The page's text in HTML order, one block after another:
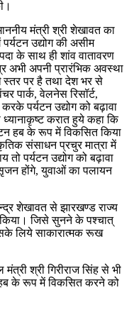
मंत्री श्री शेखावत का
उद्योग की असीम
के साथ ही शांव वातावरण
अभी अपनी प्रारंभिक अवस्था
पर है तथा देश भर से
पार्क, वेलनेस रिसॉर्ट,
पर्यटन उद्योग को बढ़ावा
करात हुये कहा कि
हब के रूप में विकसित किया
संसाधन प्रचुर मात्रा में
पर्यटन उद्योग को बढ़ावा
होंगे, युवाओं का पलायन
शेखावत से झारखण्ड राज्य
किया। जिसे सुनने के पश्चात्
लिये साकारात्मक रूख
श्री गिरीराज सिंह से भी
के रूप में विकसित करने को